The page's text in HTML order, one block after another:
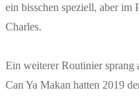
ein bisschen speziell, aber im
Charles.
Ein weiterer Routinier sprang
Can Ya Makan hatten 2019